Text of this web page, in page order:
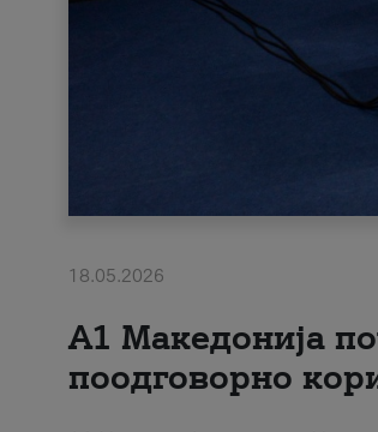
18.05.2026
A1 Македонија
поодговорно